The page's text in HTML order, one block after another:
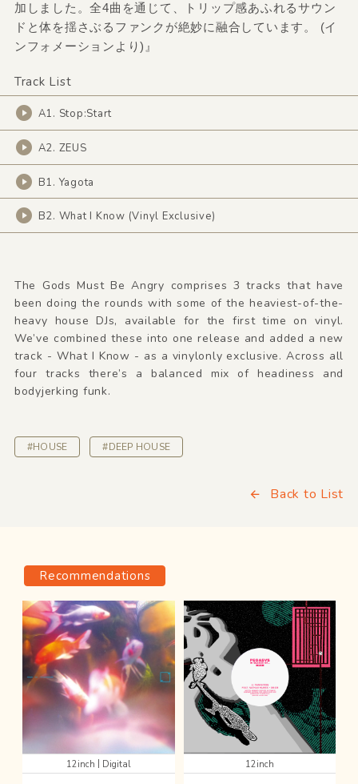
加しました。全4曲を通じて、トリップ感あふれるサウン
ドと体を揺さぶるファンクが絶妙に融合しています。 (イ
ンフォメーションより)』
Track List
A1. Stop:Start
A2. ZEUS
B1. Yagota
B2. What I Know (Vinyl Exclusive)
The Gods Must Be Angry comprises 3 tracks that have
been doing the rounds with some of the heaviest-of-the-
heavy house DJs, available for the first time on vinyl.
We’ve combined these into one release and added a new
track - What I Know - as a vinylonly exclusive. Across all
four tracks there’s a balanced mix of headiness and
bodyjerking funk.
#HOUSE #DEEP HOUSE
Back to List
Recommendations
12inch | Digital 12inch